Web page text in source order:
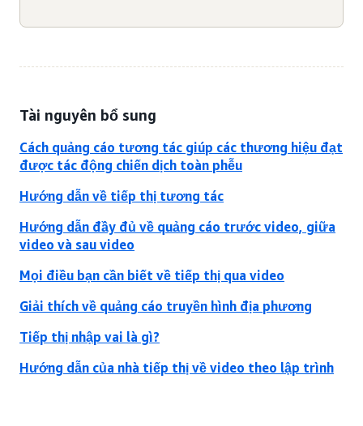
Tài nguyên bổ sung
Cách quảng cáo tương tác giúp các thương hiệu đạt
được tác động chiến dịch toàn phễu
Hướng dẫn về tiếp thị tương tác
Hướng dẫn đầy đủ về quảng cáo trước video, giữa
video và sau video
Mọi điều bạn cần biết về tiếp thị qua video
Giải thích về quảng cáo truyền hình địa phương
Tiếp thị nhập vai là gì?
Hướng dẫn của nhà tiếp thị về video theo lập trình